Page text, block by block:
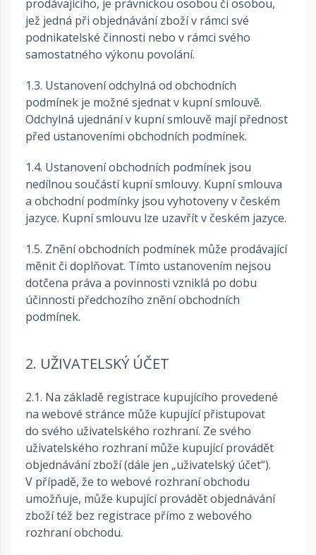
prodávajícího, je právnickou osobou či osobou,
jež jedná při objednávání zboží v rámci své
podnikatelské činnosti nebo v rámci svého
samostatného výkonu povolání.
1.3. Ustanovení odchylná od obchodních
podmínek je možné sjednat v kupní smlouvě.
Odchylná ujednání v kupní smlouvě mají přednost
před ustanoveními obchodních podmínek.
1.4. Ustanovení obchodních podmínek jsou
nedílnou součástí kupní smlouvy. Kupní smlouva
a obchodní podmínky jsou vyhotoveny v českém
jazyce. Kupní smlouvu lze uzavřít v českém jazyce.
1.5. Znění obchodních podmínek může prodávající
měnit či doplňovat. Tímto ustanovením nejsou
dotčena práva a povinnosti vzniklá po dobu
účinnosti předchozího znění obchodních
podmínek.
2. UŽIVATELSKÝ ÚČET
2.1. Na základě registrace kupujícího provedené
na webové stránce může kupující přistupovat
do svého uživatelského rozhraní. Ze svého
uživatelského rozhraní může kupující provádět
objednávání zboží (dále jen „uživatelský účet“).
V případě, že to webové rozhraní obchodu
umožňuje, může kupující provádět objednávání
zboží též bez registrace přímo z webového
rozhraní obchodu.